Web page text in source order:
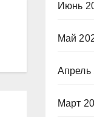
Июнь
Май
Апрель
Март